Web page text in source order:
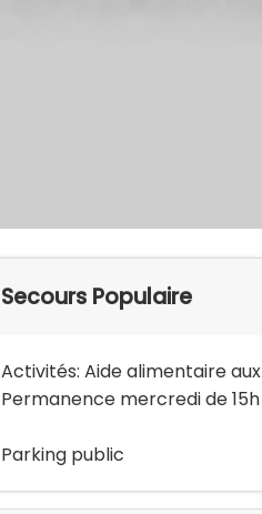
Secours Populaire
Activités: Aide alimentaire
Permanence mercredi de 15h
Parking public